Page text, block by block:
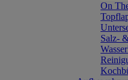
On
Salz-